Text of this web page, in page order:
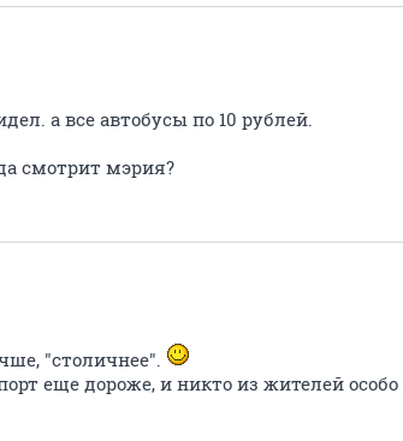
а все автобусы по 10 рублей.
смотрит мэрия?
"столичнее".
еще дороже, и никто из жителей